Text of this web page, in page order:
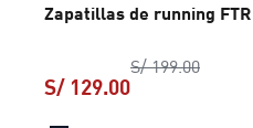
Zapatillas de running
S/ 199.00precio
S/ 129.00